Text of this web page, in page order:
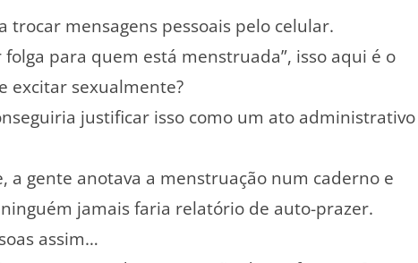
trocar mensagens pessoais pelo celular.
para quem está menstruada”, isso aqui é o
excitar sexualmente?
justificar isso como um ato administrativo
a gente anotava a menstruação num caderno e
jamais faria relatório de auto-prazer.
assim…